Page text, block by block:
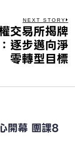
NEXT STORY
交易所揭牌
逐步邁向淨
零轉型目標
開幕 團課8